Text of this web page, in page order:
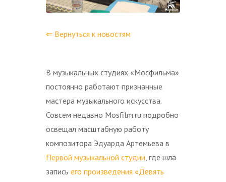
⇐ Вернуться к новостям
В музыкальных студиях «Мосфильма»
постоянно работают признанные
мастера музыкального искусства.
Совсем недавно Mosfilm.ru подробно
освещал масштабную работу
композитора Эдуарда Артемьева в
Первой музыкальной студии, где шла
запись его произведения «Девять